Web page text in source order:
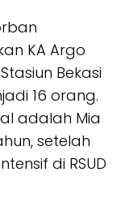
KA Argo
Bekasi
16 orang.
adalah Mia
setelah
di RSUD